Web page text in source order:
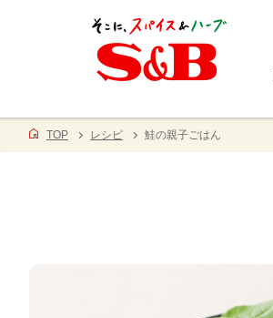
TOP レシピ 鮭の親子ごはん